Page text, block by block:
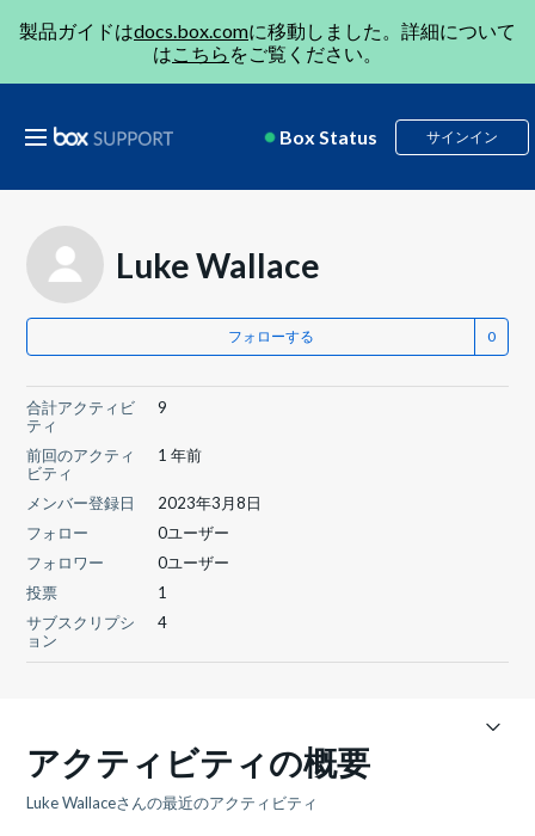
製品ガイドはdocs.box.comに移動しました。詳細について
はこちら をご覧ください。
Box Status サインイン
Luke Wallace
フォローする
合計アクティビ
ティ
9
前回のアクティ
ビティ
1 年前
メンバー登録日
2023年3月8日
フォロー
0ユーザー
フォロワー
0ユーザー
投票
1
サブスクリプシ
ョン
4
アクティビティの概要
Luke Wallaceさんの最近のアクティビティ